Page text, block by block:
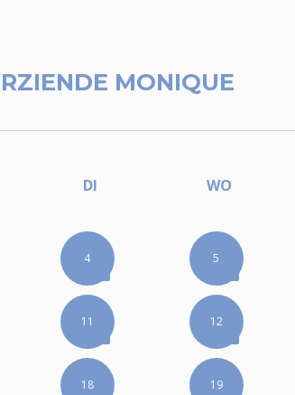
MONIQUE
DI WO
4 5
11 12
18 19